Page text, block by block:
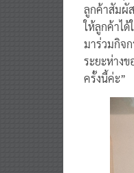
ลูกค้าสัมผั
ให้ลูกค้าไ
มาร่วมกิจ
ระยะห่าง
ครั้งนี้ค่ะ”